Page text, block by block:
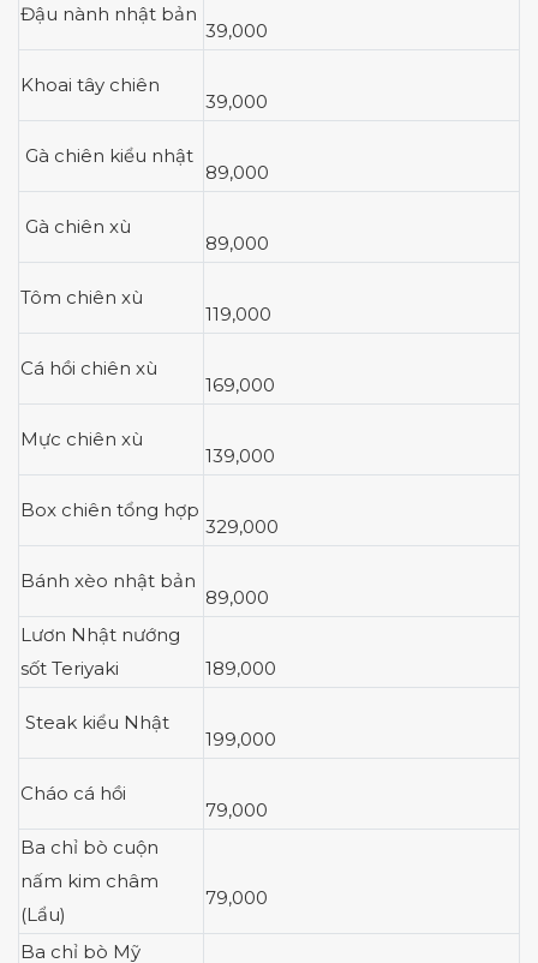
Đậu nành nhật bản
39,000
Khoai tây chiên
39,000
Gà chiên kiểu nhật
89,000
Gà chiên xù
89,000
Tôm chiên xù
119,000
Cá hồi chiên xù
169,000
Mực chiên xù
139,000
Box chiên tổng hợp
329,000
Bánh xèo nhật bản
89,000
Lươn Nhật nướng
sốt Teriyaki
189,000
Steak kiểu Nhật
199,000
Cháo cá hồi
79,000
Ba chỉ bò cuộn
nấm kim châm
(Lẩu)
79,000
Ba chỉ bò Mỹ